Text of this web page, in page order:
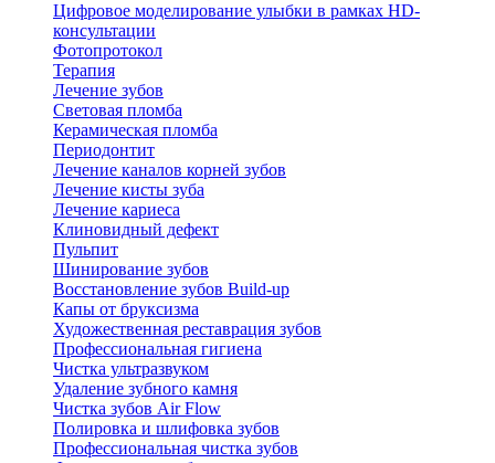
Цифровое моделирование улыбки в рамках HD-
консультации
Фотопротокол
Терапия
Лечение зубов
Световая пломба
Керамическая пломба
Периодонтит
Лечение каналов корней зубов
Лечение кисты зуба
Лечение кариеса
Клиновидный дефект
Пульпит
Шинирование зубов
Восстановление зубов Build-up
Капы от бруксизма
Художественная реставрация зубов
Профессиональная гигиена
Чистка ультразвуком
Удаление зубного камня
Чистка зубов Air Flow
Полировка и шлифовка зубов
Профессиональная чистка зубов